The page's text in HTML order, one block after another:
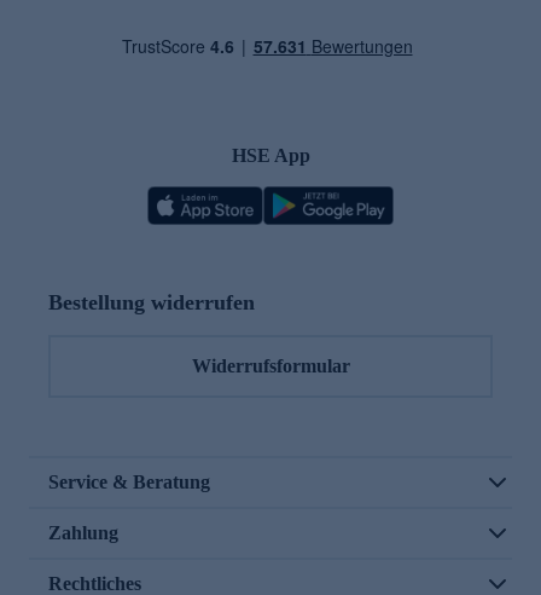
HSE App
Bestellung widerrufen
Widerrufsformular
Service & Beratung
Zahlung
Rechtliches